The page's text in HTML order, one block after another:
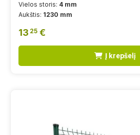
Vielos storis: 4 mm
Aukštis: 1230 mm
13 25 €
Į krepšelį